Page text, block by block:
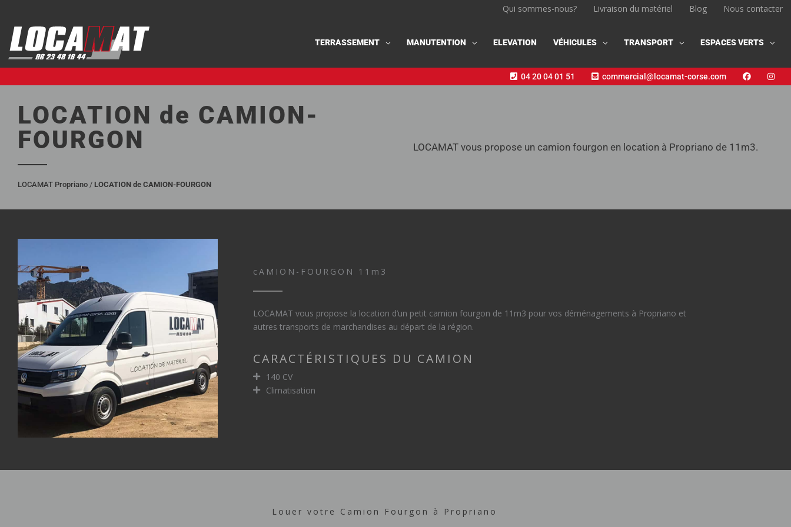
contenu
Qui sommes-nous? Livraison du matériel Blog Nous contacter
TERRASSEMENT MANUTENTION ELEVATION VÉHICULES TRANSPORT ESPACES VERTS
04 20 04 01 51 commercial@locamat-corse.com
LOCATION de CAMION-
FOURGON
LOCAMAT Propriano / LOCATION de CAMION-FOURGON
LOCAMAT vous propose un camion fourgon en location à Propriano de 11m3.
cAMION-FOURGON 11m3
LOCAMAT vous propose la location d’un petit camion fourgon de 11m3 pour vos déménagements à Propriano et
autres transports de marchandises au départ de la région.
CARACTÉRISTIQUES DU CAMION
140 CV
Climatisation
Louer votre Camion Fourgon à Propriano